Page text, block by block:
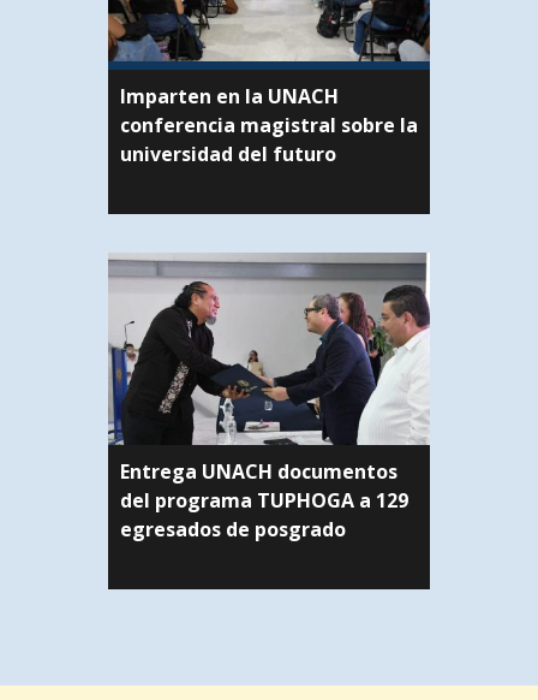
Imparten en la UNACH
conferencia magistral sobre la
universidad del futuro
Entrega UNACH documentos
del programa TUPHOGA a 129
egresados de posgrado